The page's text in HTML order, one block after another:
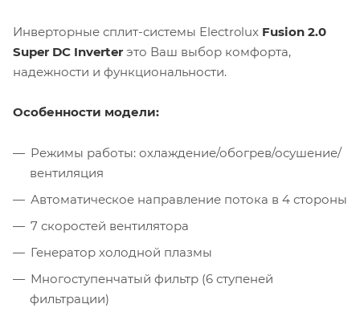
Инверторные сплит-системы Electrolux Fusion 2.0
Super DC Inverter это Ваш выбор комфорта,
надежности и функциональности.
Особенности модели:
Режимы работы: охлаждение/обогрев/осушение/
вентиляция
Автоматическое направление потока в 4 стороны
7 скоростей вентилятора
Генератор холодной плазмы
Многоступенчатый фильтр (6 ступеней
фильтрации)